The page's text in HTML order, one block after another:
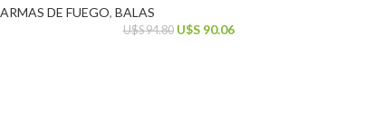
ARMAS DE FUEGO, BALAS
U$S94.80 U$S 90.06